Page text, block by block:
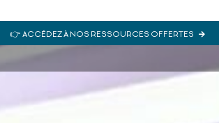
👉 ACCÉDEZ À NOS RESSOURCES OFFERTES